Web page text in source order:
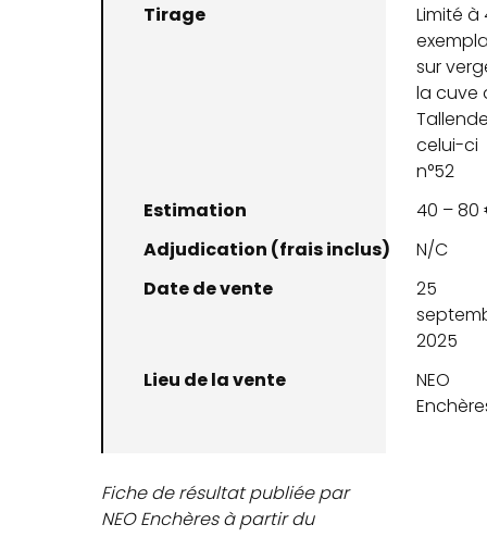
Tirage
Limité à
sur
la cuve
celui-ci
n°52
Estimation
40 – 80
Adjudication (frais inclus)
N/C
Date de vente
25
2025
Lieu de la vente
NEO
Fiche de résultat publiée par
NEO Enchères à partir du